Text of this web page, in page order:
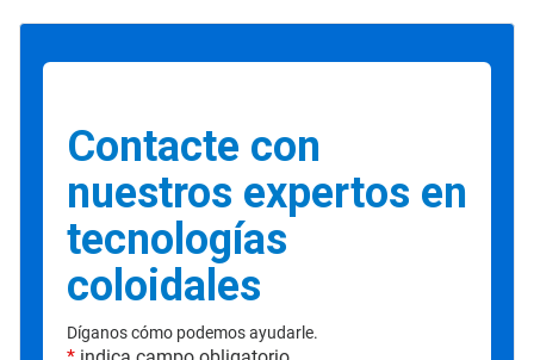
Contacte con
nuestros expertos en
tecnologías
coloidales
Díganos cómo podemos ayudarle.